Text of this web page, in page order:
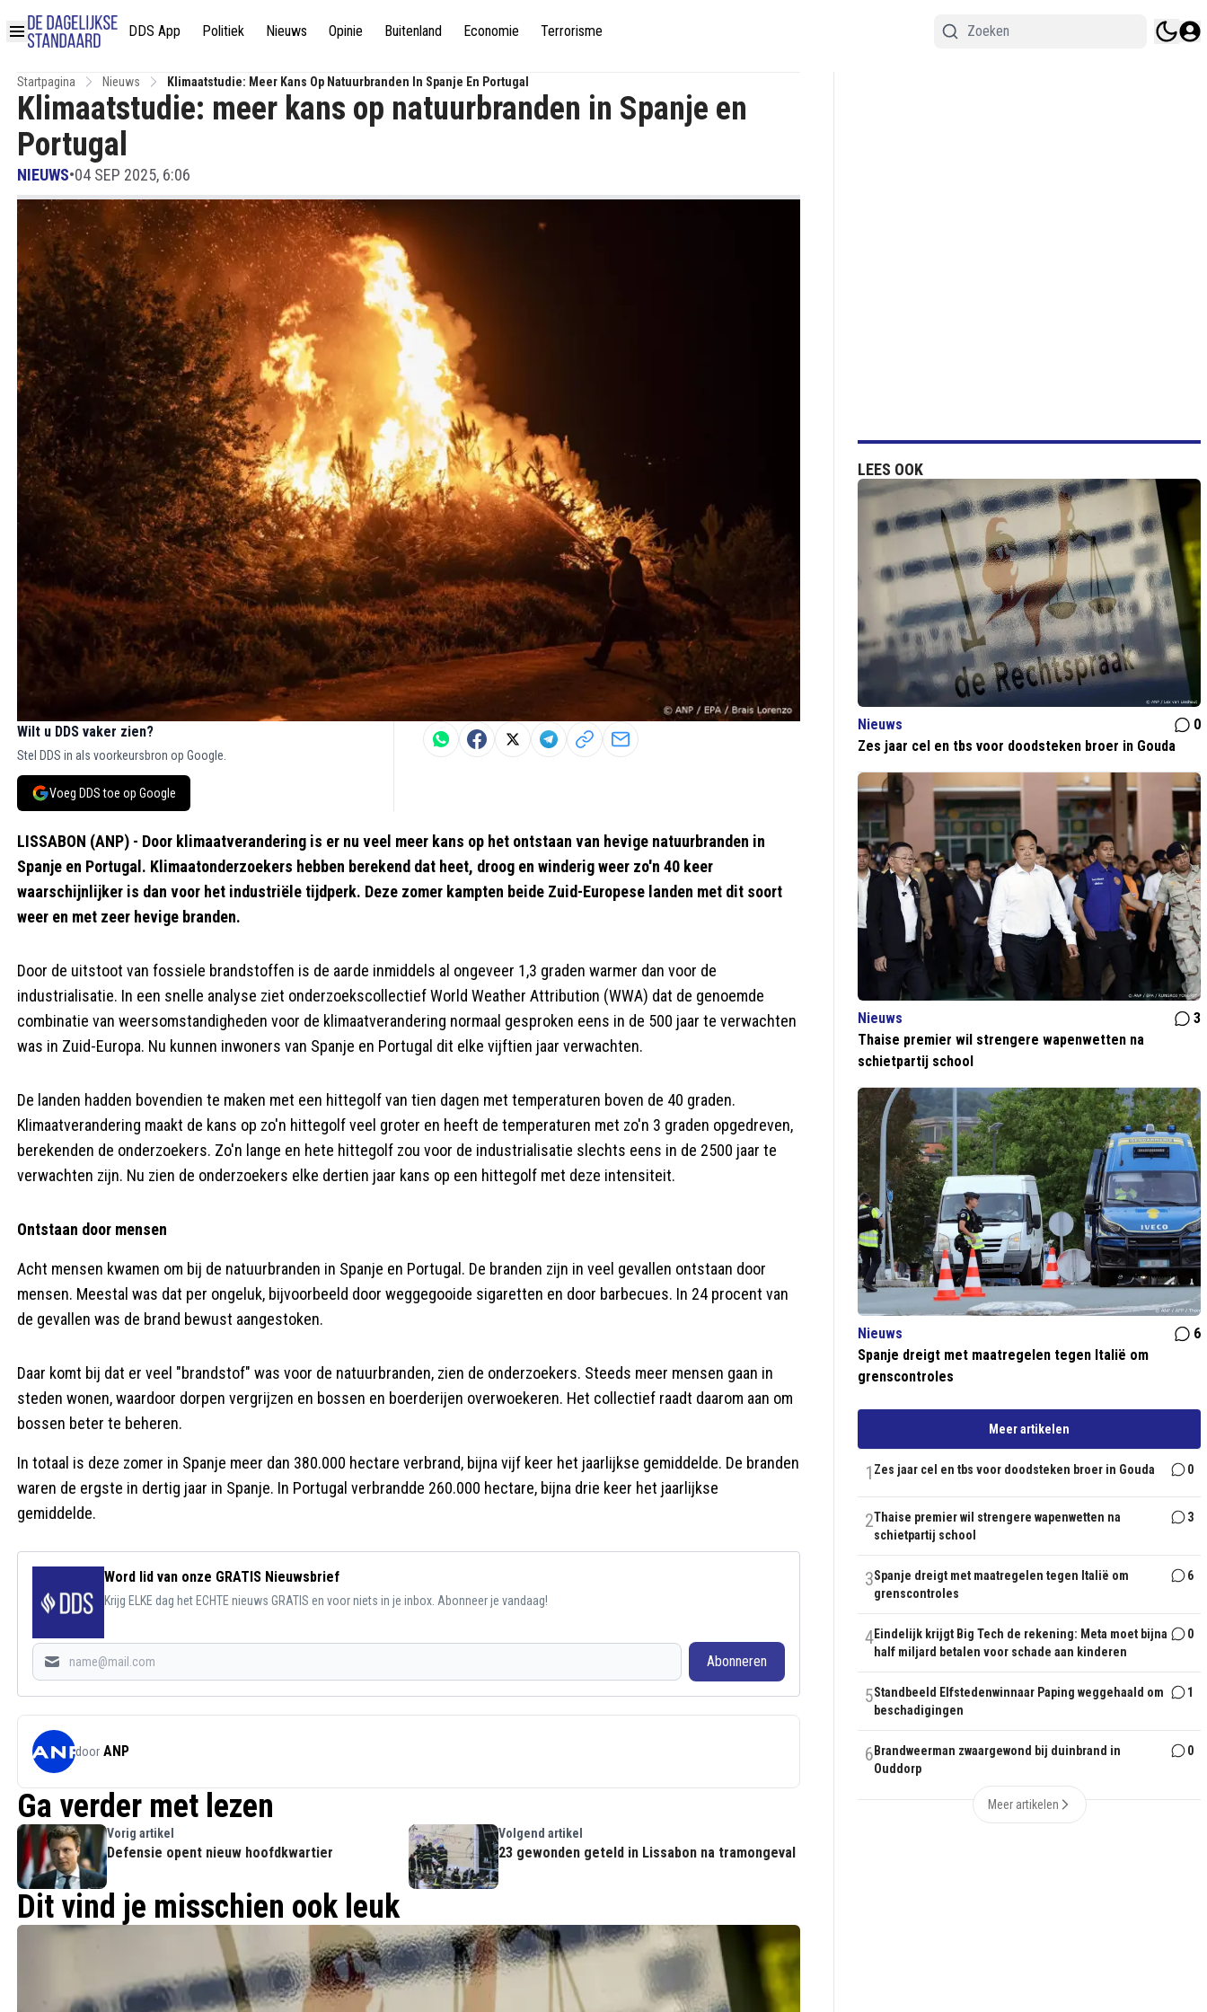
DDS App Politiek Nieuws Opinie Buitenland Economie Terrorisme
Startpagina Nieuws Klimaatstudie: Meer Kans Op Natuurbranden In Spanje En Portugal
Klimaatstudie: meer kans op natuurbranden in Spanje en
Portugal
NIEUWS•04 SEP 2025, 6:06
Wilt u DDS vaker zien?
Stel DDS in als voorkeursbron op Google.
Voeg DDS toe op Google
LISSABON (ANP) - Door klimaatverandering is er nu veel meer kans op het ontstaan van hevige natuurbranden in
Spanje en Portugal. Klimaatonderzoekers hebben berekend dat heet, droog en winderig weer zo'n 40 keer
waarschijnlijker is dan voor het industriële tijdperk. Deze zomer kampten beide Zuid-Europese landen met dit soort
weer en met zeer hevige branden.
Door de uitstoot van fossiele brandstoffen is de aarde inmiddels al ongeveer 1,3 graden warmer dan voor de
industrialisatie. In een snelle analyse ziet onderzoekscollectief World Weather Attribution (WWA) dat de genoemde
combinatie van weersomstandigheden voor de klimaatverandering normaal gesproken eens in de 500 jaar te verwachten
was in Zuid-Europa. Nu kunnen inwoners van Spanje en Portugal dit elke vijftien jaar verwachten.
De landen hadden bovendien te maken met een hittegolf van tien dagen met temperaturen boven de 40 graden.
Klimaatverandering maakt de kans op zo'n hittegolf veel groter en heeft de temperaturen met zo'n 3 graden opgedreven,
berekenden de onderzoekers. Zo'n lange en hete hittegolf zou voor de industrialisatie slechts eens in de 2500 jaar te
verwachten zijn. Nu zien de onderzoekers elke dertien jaar kans op een hittegolf met deze intensiteit.
Ontstaan door mensen
Acht mensen kwamen om bij de natuurbranden in Spanje en Portugal. De branden zijn in veel gevallen ontstaan door
mensen. Meestal was dat per ongeluk, bijvoorbeeld door weggegooide sigaretten en door barbecues. In 24 procent van
de gevallen was de brand bewust aangestoken.
Daar komt bij dat er veel "brandstof" was voor de natuurbranden, zien de onderzoekers. Steeds meer mensen gaan in
steden wonen, waardoor dorpen vergrijzen en bossen en boerderijen overwoekeren. Het collectief raadt daarom aan om
bossen beter te beheren.
In totaal is deze zomer in Spanje meer dan 380.000 hectare verbrand, bijna vijf keer het jaarlijkse gemiddelde. De branden
waren de ergste in dertig jaar in Spanje. In Portugal verbrandde 260.000 hectare, bijna drie keer het jaarlijkse
gemiddelde.
Word lid van onze GRATIS Nieuwsbrief
Krijg ELKE dag het ECHTE nieuws GRATIS en voor niets in je inbox. Abonneer je vandaag!
Abonneren
door ANP
Ga verder met lezen
Vorig artikel
Defensie opent nieuw hoofdkwartier
Volgend artikel
23 gewonden geteld in Lissabon na tramongeval
Dit vind je misschien ook leuk
LEES OOK
Nieuws
0
Zes jaar cel en tbs voor doodsteken broer in Gouda
Nieuws
3
Thaise premier wil strengere wapenwetten na
schietpartij school
Nieuws
6
Spanje dreigt met maatregelen tegen Italië om
grenscontroles
Meer artikelen
1 Zes jaar cel en tbs voor doodsteken broer in Gouda 0
2Thaise premier wil strengere wapenwetten na
schietpartij school
3
3Spanje dreigt met maatregelen tegen Italië om
grenscontroles
6
4Eindelijk krijgt Big Tech de rekening: Meta moet bijna
half miljard betalen voor schade aan kinderen
0
5Standbeeld Elfstedenwinnaar Paping weggehaald om
beschadigingen
1
6 Brandweerman zwaargewond bij duinbrand in
Ouddorp
0
Meer artikelen